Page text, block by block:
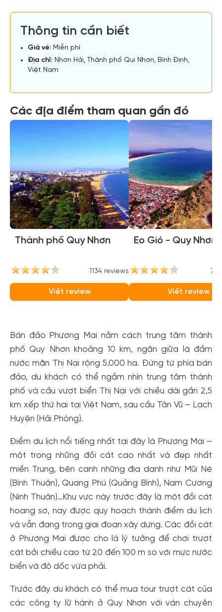
Thông tin cần biết
Giá vé: Miễn phí
Địa chỉ: Nhơn Hải, Thành phố Qui Nhơn, Bình Định,
Việt Nam
Các địa điểm tham quan gần đó
Thành phố Quy Nhơn
1134 reviews
Viết review
Eo Gió - Quy Nhơn
Viết review
Bán đảo Phương Mai nằm cách trung tâm thành
phố Quy Nhơn khoảng 10 km, ngăn giữa là đầm
nước mặn Thị Nại rộng 5.000 ha. Đứng từ phía bán
đảo, du khách có thể ngắm nhìn trung tâm thành
phố và cầu vượt biển Thị Nại với chiều dài gần 2,5
km xếp thứ hai tại Việt Nam, sau cầu Tân Vũ – Lạch
Huyện (Hải Phòng).
Điểm du lịch nổi tiếng nhất tại đây là Phương Mai –
một trong những đồi cát cao nhất và đẹp nhất
miền Trung, bên cạnh những địa danh như Mũi Né
(Bình Thuận), Quang Phú (Quảng Bình), Nam Cương
(Ninh Thuận)…Khu vực này trước đây là một đồi cát
hoang sơ, nay được quy hoạch thành điểm du lịch
và vẫn đang trong giai đoạn xây dựng. Các đồi cát
ở Phương Mai được cho là lý tưởng để chơi trượt
cát bởi chiều cao từ 20 đến 100 m so với mực nước
biển và độ dốc vừa phải.
Trước đây du khách có thể mua tour trượt cát của
các công ty lữ hành ở Quy Nhơn với ván chuyên